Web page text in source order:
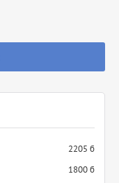
2205 б
1800 б